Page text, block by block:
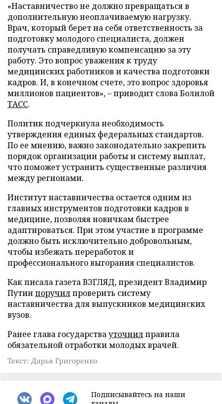
«Наставничество не должно превращаться в
дополнительную неоплачиваемую нагрузку.
Врач, который берет на себя ответственность за
подготовку молодого специалиста, должен
получать справедливую компенсацию за эту
работу. Это вопрос уважения к труду
медицинских работников и качества подготовки
кадров. И, в конечном счете, это вопрос здоровья
миллионов пациентов», – приводит слова Болилой
ТАСС.
Политик подчеркнула необходимость
утверждения единых федеральных стандартов.
По ее мнению, важно законодательно закрепить
порядок организации работы и систему выплат,
что поможет устранить существенные различия
между регионами.
Институт наставничества остается одним из
главных инструментов подготовки кадров в
медицине, позволяя новичкам быстрее
адаптироваться. При этом участие в программе
должно быть исключительно добровольным,
чтобы избежать переработок и
профессионального выгорания специалистов.
Как писала газета ВЗГЛЯД, президент Владимир
Путин поручилпроверить систему
наставничества для выпускников медицинских
вузов.
Ранее глава государствауточнилправила
обязательной отработки молодых врачей.
Текст: Дарья Григоренко
Подписывайтесь на наши